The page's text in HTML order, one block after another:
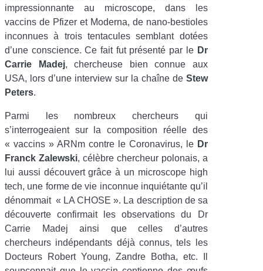
impressionnante au microscope, dans les
vaccins de Pfizer et Moderna, de nano-bestioles
inconnues à trois tentacules semblant dotées
d’une conscience. Ce fait fut présenté par le Dr
Carrie Madej, chercheuse bien connue aux
USA, lors d’une interview sur la chaîne de Stew
Peters.
Parmi les nombreux chercheurs qui
s’interrogeaient sur la composition réelle des
« vaccins » ARNm contre le Coronavirus, le Dr
Franck Zalewski, célèbre chercheur polonais, a
lui aussi découvert grâce à un microscope high
tech, une forme de vie inconnue inquiétante qu’il
dénommait « LA CHOSE ». La description de sa
découverte confirmait les observations du Dr
Carrie Madej ainsi que celles d’autres
chercheurs indépendants déjà connus, tels les
Docteurs Robert Young, Zandre Botha, etc. Il